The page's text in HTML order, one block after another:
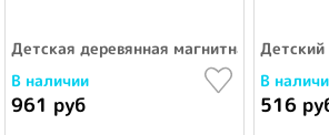
Детская деревянная магнитная
В наличии
961 руб
В
516